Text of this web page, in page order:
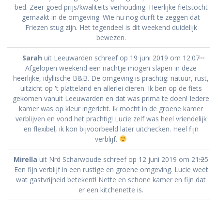
bed. Zeer goed prijs/kwaliteits verhouding. Heerlijke fietstocht
gemaakt in de omgeving. Wie nu nog durft te zeggen dat
Friezen stug zijn. Het tegendeel is dit weekend duidelijk
bewezen.
Sarah uit Leeuwarden schreef op 19 juni 2019 om 12:07
Afgelopen weekend een nachtje mogen slapen in deze
heerlijke, idyllische B&B. De omgeving is prachtig: natuur, rust,
uitzicht op 't platteland en allerlei dieren. Ik ben op de fiets
gekomen vanuit Leeuwarden en dat was prima te doen! Iedere
kamer was op kleur ingericht. Ik mocht in de groene kamer
verblijven en vond het prachtig! Lucie zelf was heel vriendelijk
en flexibel, ik kon bijvoorbeeld later uitchecken. Heel fijn
verblijf.
...
Mirella uit Nrd Scharwoude schreef op 12 juni 2019 om 21:25
Een fijn verblijf in een rustige en groene omgeving. Lucie weet
wat gastvrijheid betekent! Nette en schone kamer en fijn dat
er een kitchenette is.
...